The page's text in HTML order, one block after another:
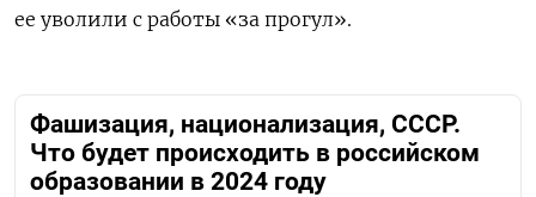
ее уволили с работы «за прогул».
Фашизация, национализация, СССР.
Что будет происходить в российском
образовании в 2024 году